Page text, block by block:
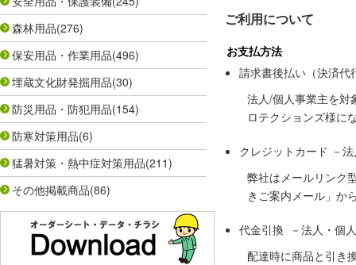
森林用品(276)
保安用品・作業用品(496)
埋蔵文化財発掘用品(30)
防災用品・防犯用品(154)
防寒対策用品(6)
猛暑対策・熱中症対策用品(211)
その他掲載商品(86)
ご利用について
お支払方法
請求書後払い（決済代
法人/個人事業主を対
ロテクションズ様に
クレジットカード －
弊社はメールリンク
きご案内メール」か
代金引換 －法人・個
配達時に商品と引き